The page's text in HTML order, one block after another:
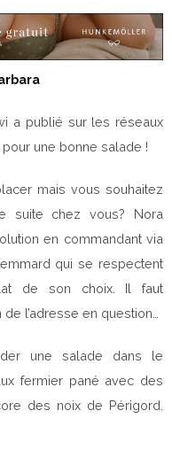
a publié sur les réseaux
une bonne salade !
mais vous souhaitez
suite chez vous? Nora
en commandant via
qui se respectent
de son choix. Il faut
l’adresse en question…
une salade dans le
fermier pané avec des
des noix de Périgord.